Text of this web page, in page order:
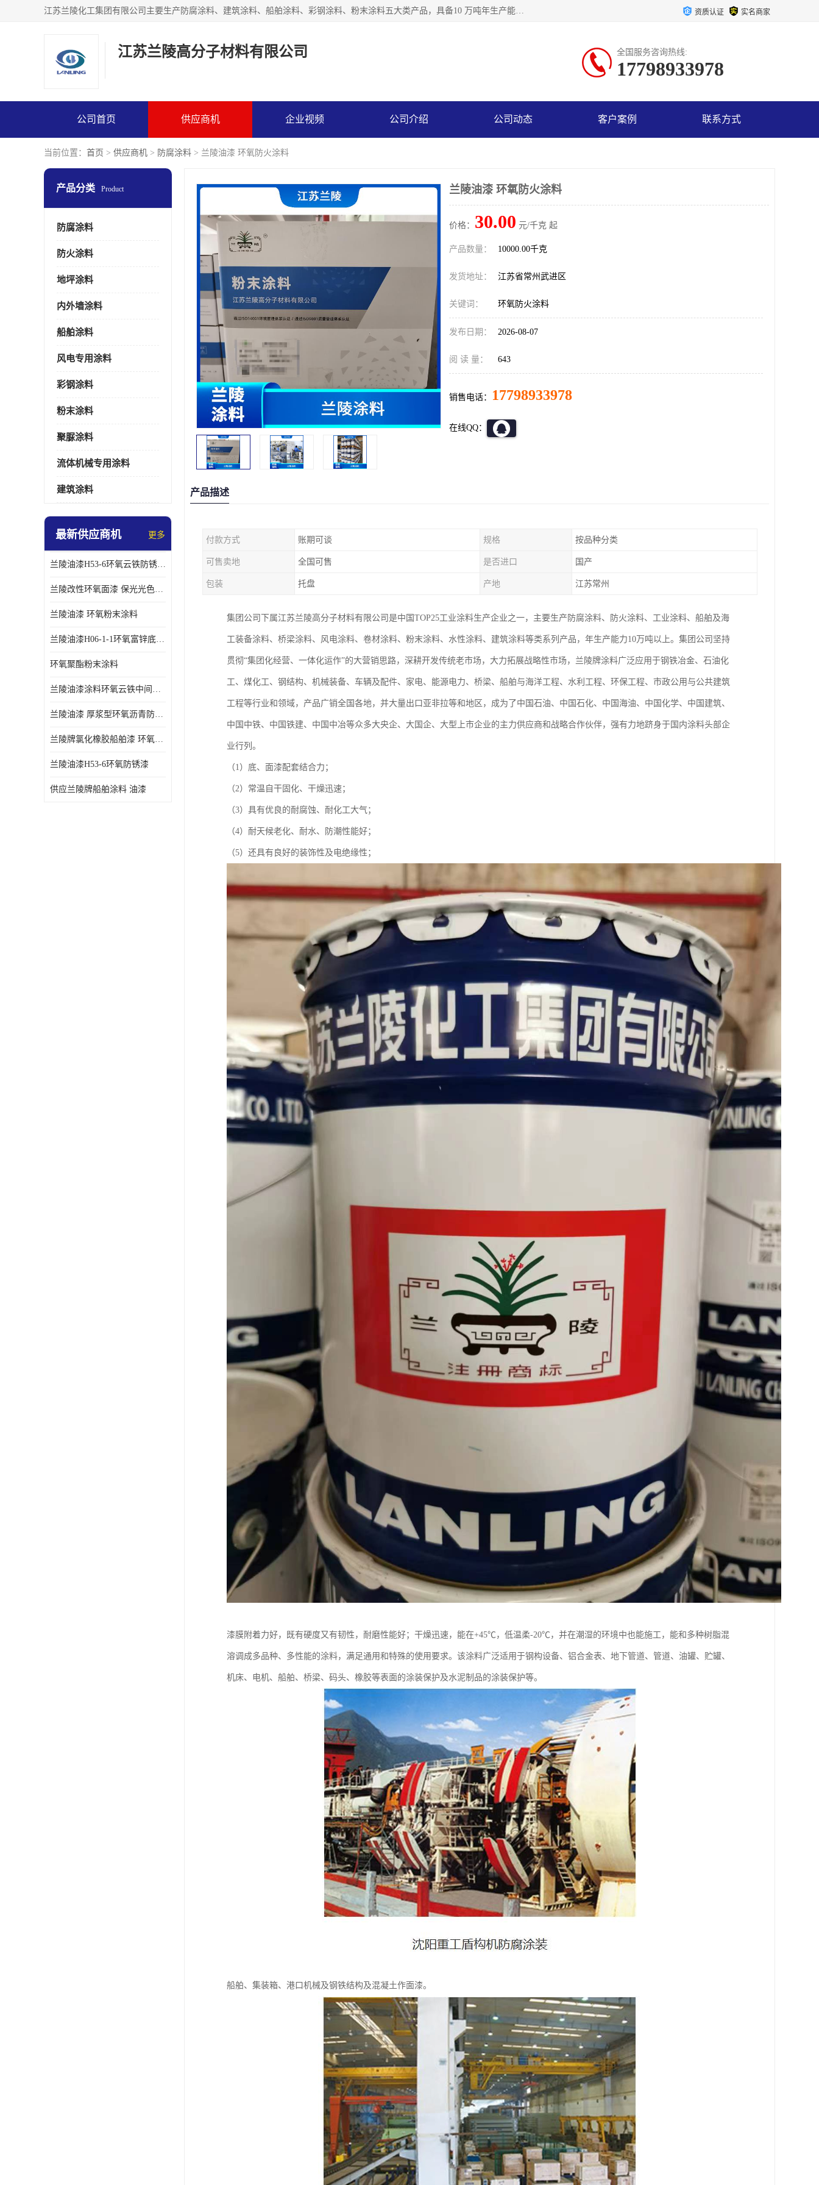
江苏兰陵化工集团有限公司主要生产防腐涂料、建筑涂料、船舶涂料、彩钢涂料、粉末涂料五大类产品，具备10 万吨年生产能力，可以提供优质精良的涂装施工服务，产品广销全国各地，大量出口亚非欧及拉美等国家。 资质认证 实名商家
江苏兰陵高分子材料有限公司 全国服务咨询热线:
17798933978
公司首页 供应商机 企业视频 公司介绍 公司动态 客户案例 联系方式
当前位置： 首页 > 供应商机 > 防腐涂料 > 兰陵油漆 环氧防火涂料
产品分类 Product
防腐涂料
防火涂料
地坪涂料
内外墙涂料
船舶涂料
风电专用涂料
彩钢涂料
粉末涂料
聚脲涂料
流体机械专用涂料
建筑涂料
最新供应商机 更多
兰陵油漆H53-6环氧云铁防锈漆链接性能强
兰陵改性环氧面漆 保光光色性更好 适用于室外防腐耐候性好
兰陵油漆 环氧粉末涂料
兰陵油漆H06-1-1环氧富锌底漆 船舶桥梁铁塔储罐防锈漆
环氧聚酯粉末涂料
兰陵油漆涂料环氧云铁中间漆、环氧煤沥青漆
兰陵油漆 厚浆型环氧沥青防锈漆 埋地管道专用漆
兰陵牌氯化橡胶船舶漆 环氧富锌底漆
兰陵油漆H53-6环氧防锈漆
供应兰陵牌船舶涂料 油漆
兰陵油漆 环氧防火涂料
价格： 30.00 元/千克 起
产品数量： 10000.00千克
发货地址： 江苏省常州武进区
关键词： 环氧防火涂料
发布日期： 2026-08-07
阅 读 量： 643
销售电话： 17798933978
在线QQ：
产品描述
付款方式 账期可谈 规格 按品种分类
可售卖地 全国可售 是否进口 国产
包装 托盘 产地 江苏常州
集团公司下属江苏兰陵高分子材料有限公司是中国TOP25工业涂料生产企业之一，主要生产防腐涂料、防火涂料、工业涂料、船舶及海
工装备涂料、桥梁涂料、风电涂料、卷材涂料、粉末涂料、水性涂料、建筑涂料等类系列产品，年生产能力10万吨以上。集团公司坚持
贯彻“集团化经营、一体化运作”的大营销思路，深耕开发传统老市场，大力拓展战略性市场，兰陵牌涂料广泛应用于钢铁冶金、石油化
工、煤化工、钢结构、机械装备、车辆及配件、家电、能源电力、桥梁、船舶与海洋工程、水利工程、环保工程、市政公用与公共建筑
工程等行业和领域，产品广销全国各地，并大量出口亚非拉等和地区，成为了中国石油、中国石化、中国海油、中国化学、中国建筑、
中国中铁、中国铁建、中国中冶等众多大央企、大国企、大型上市企业的主力供应商和战略合作伙伴，强有力地跻身于国内涂料头部企
业行列。
（1）底、面漆配套结合力；
（2）常温自干固化、干燥迅速；
（3）具有优良的耐腐蚀、耐化工大气；
（4）耐天候老化、耐水、防潮性能好；
（5）还具有良好的装饰性及电绝缘性；
漆膜附着力好，既有硬度又有韧性，耐磨性能好；干燥迅速，能在+45℃，低温柔-20℃，并在潮湿的环境中也能施工，能和多种树脂混
溶调成多品种、多性能的涂料，满足通用和特殊的使用要求。该涂料广泛适用于钢构设备、铝合金表、地下管道、管道、油罐、贮罐、
机床、电机、船舶、桥梁、码头、橡胶等表面的涂装保护及水泥制品的涂装保护等。
船舶、集装箱、港口机械及钢铁结构及混凝土作面漆。